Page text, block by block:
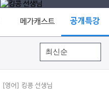
메가캐스트 공개특강
[영어] 킹콩 선생님